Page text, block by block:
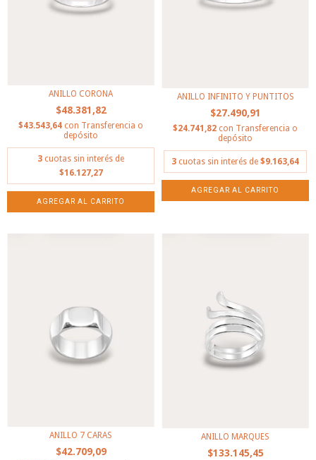
ANILLO CORONA
$48.381,82
$43.543,64 con Transferencia o
depósito
3 cuotas sin interés de
$16.127,27
AGREGAR AL CARRITO
ANILLO INFINITO Y PUNTITOS
$27.490,91
$24.741,82 con Transferencia o
depósito
3 cuotas sin interés de $9.163,64
AGREGAR AL CARRITO
ANILLO 7 CARAS
$42.709,09
ANILLO MARQUES
$133.145,45